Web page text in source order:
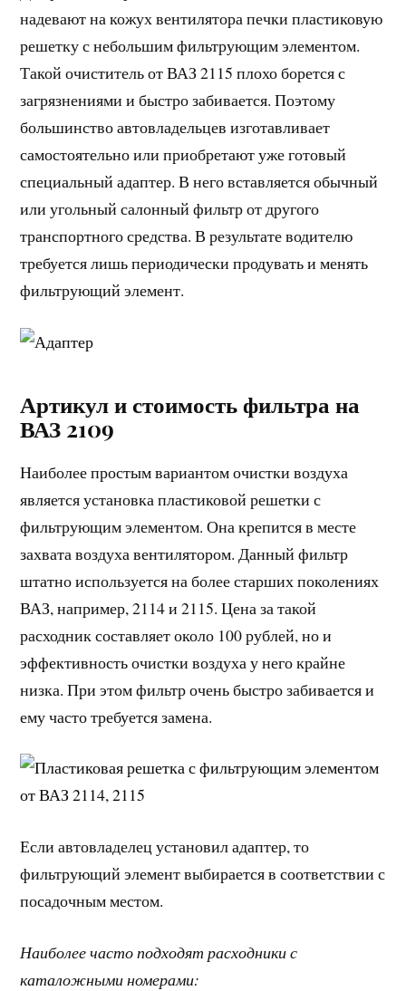
надевают на кожух вентилятора печки пластиковую
решетку с небольшим фильтрующим элементом.
Такой очиститель от ВАЗ 2115 плохо борется с
загрязнениями и быстро забивается. Поэтому
большинство автовладельцев изготавливает
самостоятельно или приобретают уже готовый
специальный адаптер. В него вставляется обычный
или угольный салонный фильтр от другого
транспортного средства. В результате водителю
требуется лишь периодически продувать и менять
фильтрующий элемент.
Артикул и стоимость фильтра на
ВАЗ 2109
Наиболее простым вариантом очистки воздуха
является установка пластиковой решетки с
фильтрующим элементом. Она крепится в месте
захвата воздуха вентилятором. Данный фильтр
штатно используется на более старших поколениях
ВАЗ, например, 2114 и 2115. Цена за такой
расходник составляет около 100 рублей, но и
эффективность очистки воздуха у него крайне
низка. При этом фильтр очень быстро забивается и
ему часто требуется замена.
Если автовладелец установил адаптер, то
фильтрующий элемент выбирается в соответствии с
посадочным местом.
Наиболее часто подходят расходники с
каталожными номерами: